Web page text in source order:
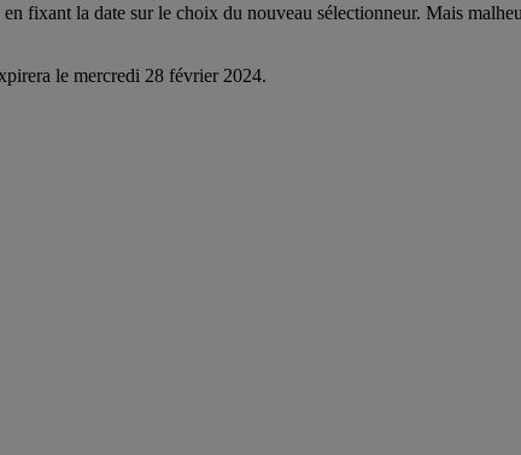
fixant la date sur le choix du nouveau sélectionneur. Mais
le mercredi 28 février 2024.